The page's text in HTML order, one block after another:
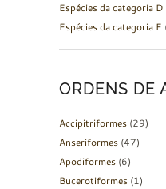
Espécies da categoria D
Espécies da categoria E
ORDENS DE
Accipitriformes (29)
Anseriformes (47)
Apodiformes (6)
Bucerotiformes (1)